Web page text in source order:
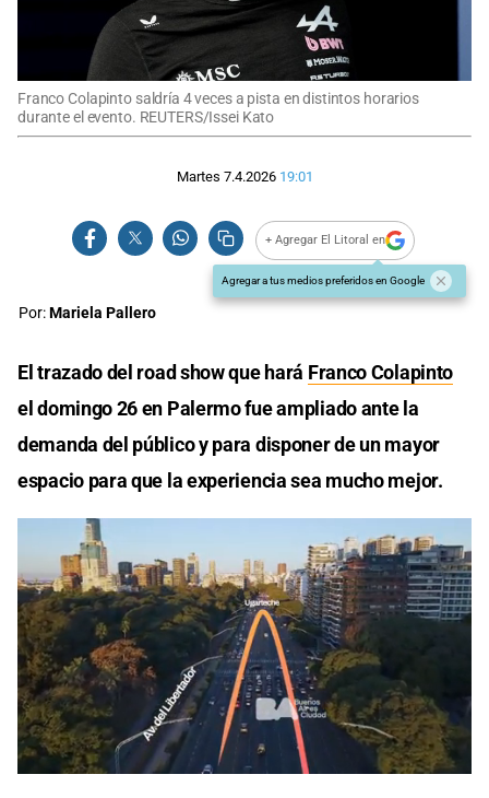
Franco Colapinto saldría 4 veces a pista en distintos horarios
durante el evento. REUTERS/Issei Kato
Martes 7.4.2026 19:01
+ Agregar El Litoral en
Agregar a tus medios preferidos en Google
Por:Mariela Pallero
El trazado del road show que hará Franco Colapinto
el domingo 26 en Palermo fue ampliado ante la
demanda del público y para disponer de un mayor
espacio para que la experiencia sea mucho mejor.